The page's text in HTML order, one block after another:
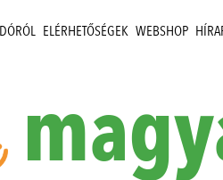
ELÉRHETŐSÉGEK WEBSHOP